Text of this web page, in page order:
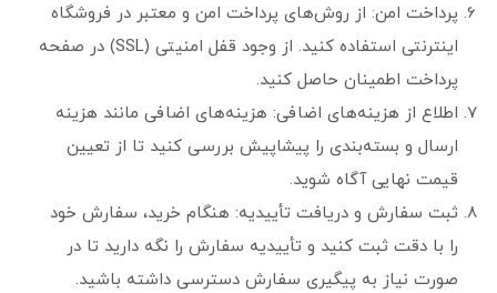
پرداخت امن: از روش‌های پرداخت امن و معتبر در فروشگاه
اینترنتی استفاده کنید. از وجود قفل امنیتی (SSL) در صفحه
پرداخت اطمینان حاصل کنید.
اطلاع از هزینه‌های اضافی: هزینه‌های اضافی مانند هزینه
ارسال و بسته‌بندی را پیشاپیش بررسی کنید تا از تعیین
قیمت نهایی آگاه شوید.
ثبت سفارش و دریافت تأییدیه: هنگام خرید، سفارش خود
را با دقت ثبت کنید و تأییدیه سفارش را نگه دارید تا در
صورت نیاز به پیگیری سفارش دسترسی داشته باشید.